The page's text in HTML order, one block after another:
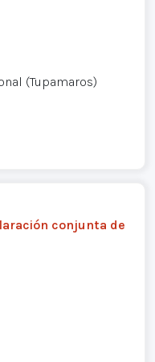
(Tupamaros)
conjunta de